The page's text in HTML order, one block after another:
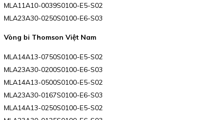
MLA11A10-0039S0100-E5-S02
MLA23A30-0250S0100-E6-S03
Vòng bi Thomson Việt Nam
MLA14A13-0750S0100-E5-S02
MLA23A30-0200S0100-E6-S03
MLA14A13-0500S0100-E5-S02
MLA23A30-0167S0100-E6-S03
MLA14A13-0250S0100-E5-S02